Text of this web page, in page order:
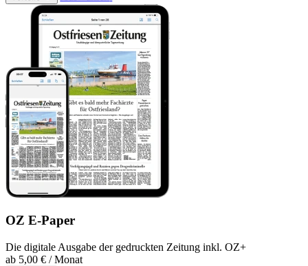
OZ E-Paper
Die digitale Ausgabe der gedruckten Zeitung inkl. OZ+
ab 5,00 € / Monat